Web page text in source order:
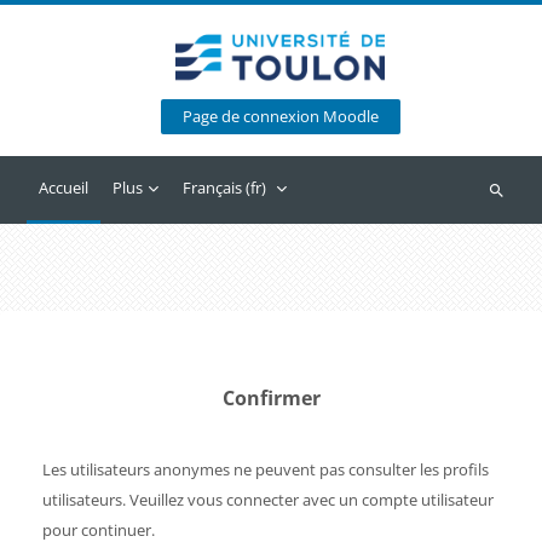
Page de connexion Moodle
Accueil Plus Français ‎(fr)‎
Confirmer
Les utilisateurs anonymes ne peuvent pas consulter les profils
utilisateurs. Veuillez vous connecter avec un compte utilisateur
pour continuer.